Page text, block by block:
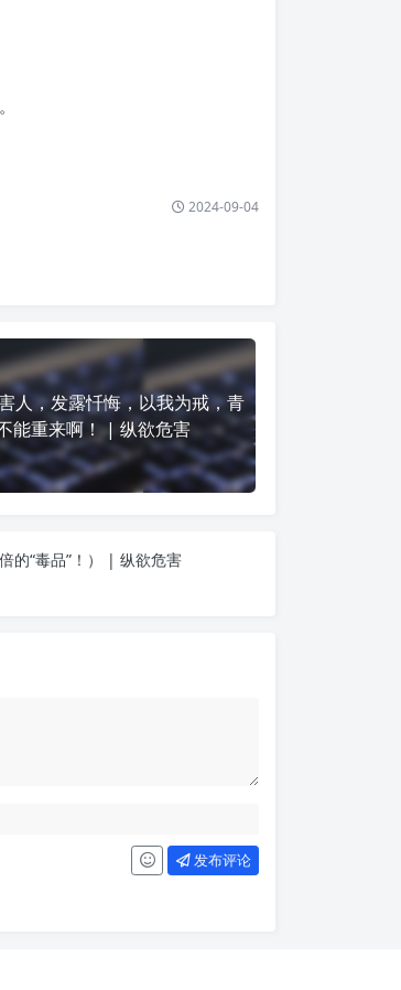
2024-09-04
人，发露忏悔，以我为戒，青
能重来啊！ | 纵欲危害
的“毒品”！） | 纵欲危害
发布评论